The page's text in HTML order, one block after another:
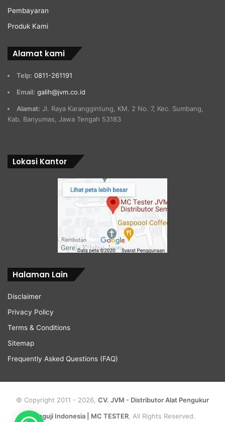
Pembayaran
Produk Kami
Alamat kami
Telp: 0811-261191
Email: galih@jvm.co.id
Alamat: Jl. Raya Karanggintung, KM. 2 No. 7, Kec. Sumbang,
Kab. Banyumas, Jawa Tengah 53183
Lokasi Kantor
Halaman Lain
Disclaimer
Privacy Policy
Terms & Conditions
Sitemap
Frequently Asked Questions (FAQ)
© Copyright 2011 - 2026, CV. JVM - Distributor Alat Pengukur
Penguji Indonesia | MC TESTER, All Rights Reserved.